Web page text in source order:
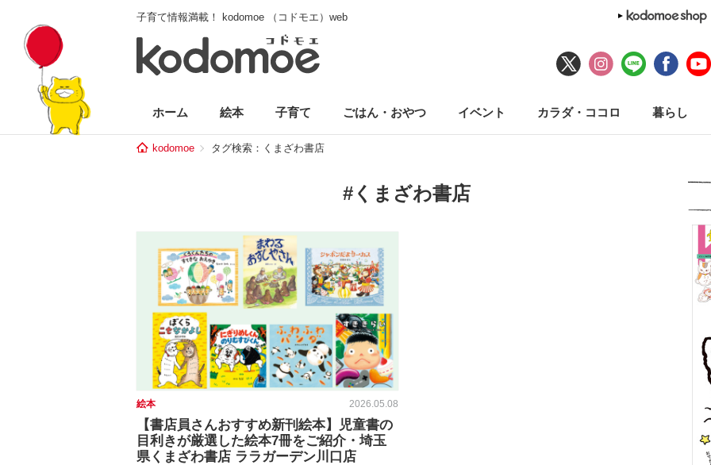
子育て情報満載！ kodomoe （コドモエ）web
ホーム 絵本 子育て ごはん・おやつ イベント カラダ・ココロ 暮らし
kodomoe タグ検索：くまざわ書店
#くまざわ書店
絵本 2026.05.08
【書店員さんおすすめ新刊絵本】児童書の
目利きが厳選した絵本7冊をご紹介・埼玉
県くまざわ書店 ララガーデン川口店